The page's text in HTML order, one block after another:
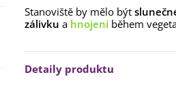
60 Kč 85 Kč -30%
Eukalyptus Baby Blue -
Stanoviště by mělo být
zálivku a hnojení během
Detaily produktu